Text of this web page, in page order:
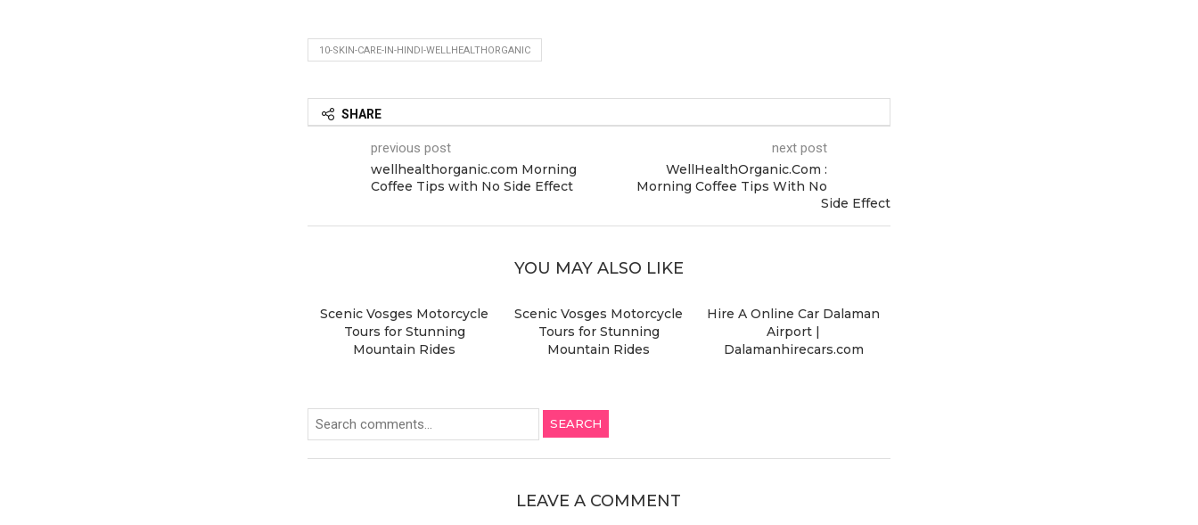
10-SKIN-CARE-IN-HINDI-WELLHEALTHORGANIC
SHARE
previous post
wellhealthorganic.com Morning
Coffee Tips with No Side Effect
next post
WellHealthOrganic.Com :
Morning Coffee Tips With No
Side Effect
YOU MAY ALSO LIKE
Scenic Vosges Motorcycle
Tours for Stunning
Mountain Rides
Scenic Vosges Motorcycle
Tours for Stunning
Mountain Rides
Hire A Online Car Dalaman
Airport |
Dalamanhirecars.com
SEARCH
LEAVE A COMMENT